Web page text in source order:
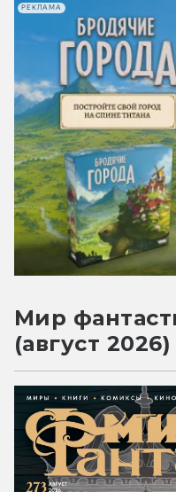
РЕКЛАМА
Мир
(август 2026)